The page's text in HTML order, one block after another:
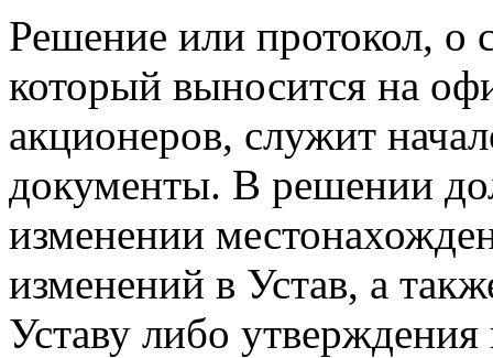
Решение или протокол, о
который выносится на
акционеров, служит
документы. В решении
изменении
изменений в Устав, а
Уставу либо